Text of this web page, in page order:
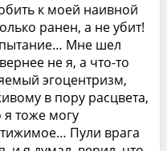
к моей наивной
ранен, а не убит!
Мне шел
не я, а что-то
эгоцентризм,
в пору расцвета,
я тоже могу
Пули врага